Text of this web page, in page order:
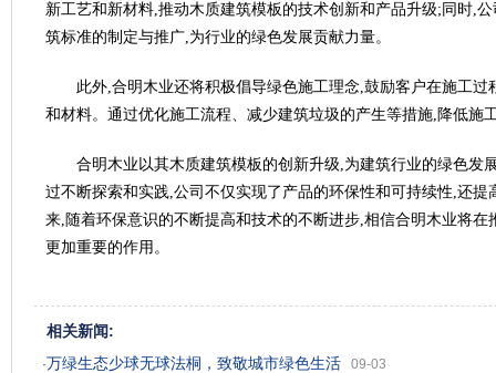
新工艺和新材料,推动木质建筑模板的技术创新和产品升级;同时,
筑标准的制定与推广,为行业的绿色发展贡献力量。
此外,合明木业还将积极倡导绿色施工理念,鼓励客户在施工过
和材料。通过优化施工流程、减少建筑垃圾的产生等措施,降低施
合明木业以其木质建筑模板的创新升级,为建筑行业的绿色发
过不断探索和实践,公司不仅实现了产品的环保性和可持续性,还提
来,随着环保意识的不断提高和技术的不断进步,相信合明木业将在
更加重要的作用。
相关新闻:
·万绿生态少球无球法桐，致敬城市绿色生活
09-03